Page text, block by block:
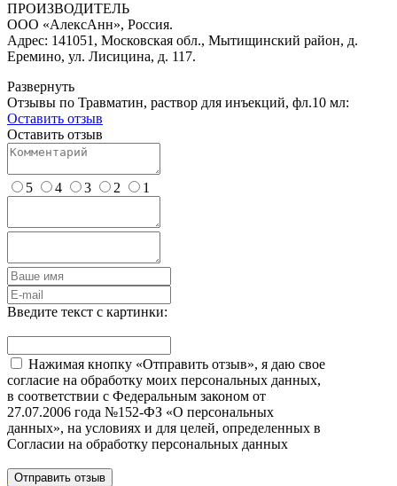
ПРОИЗВОДИТЕЛЬ
ООО «АлексАнн», Россия.
Адрес: 141051, Московская обл., Мытищинский район, д.
Еремино, ул. Лисицина, д. 117.
Развернуть
Отзывы по Травматин, раствор для инъекций, фл.10 мл:
Оставить отзыв
Оставить отзыв
5 4 3 2 1
Введите текст с картинки:
Нажимая кнопку «Отправить отзыв», я даю свое
согласие на обработку моих персональных данных,
в соответствии с Федеральным законом от
27.07.2006 года №152-ФЗ «О персональных
данных», на условиях и для целей, определенных в
Согласии на обработку персональных данных
Отправить отзыв